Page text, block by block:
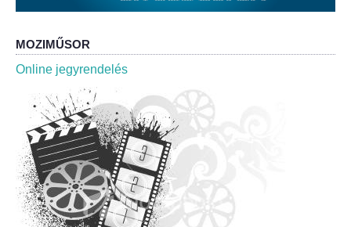
Önkormányzati támogatások
Szabályzatok
Pályázatok
Közbeszerzések
Szerződések
MOZIMŰSOR
Online jegyrendelés